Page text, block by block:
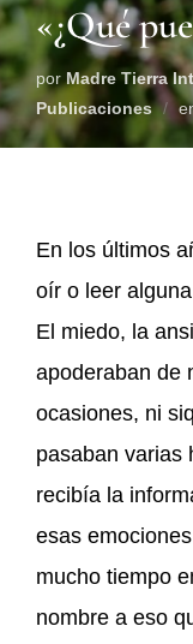
«¿Qué
porMadre Tierra
Publicaciones
En los últimos
oír o leer
El miedo, la
apoderaban de
ocasiones, ni
pasaban varias
recibía la
esas
mucho tiempo
nombre a eso